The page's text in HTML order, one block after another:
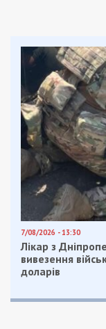
супермаркета
переживали
слишком
выставят
обработали
вообще
На месте
для
машин,
– Опасность
различными
числе. При
привести к
находятся, –
Кушнирук,
центра ГУ ГСЧС